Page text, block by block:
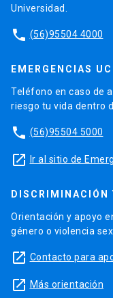
Universidad.
phone (56)95504 4000
EMERGENCIAS UC
Teléfono en caso de
riesgo tu vida dentro
phone (56)95504 5000
launch Ir al sitio de
DISCRIMINACIÓN
Orientación y apoyo
género o violencia
launch Contacto para
launch Más orientación